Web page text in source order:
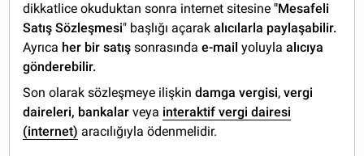
dikkatlice okuduktan sonra internet sitesine"Mesafeli
Satış Sözleşmesi" başlığı açarakalıcılarla paylaşabilir.
Ayrıca her bir satış sonrasındae-mail yoluylaalıcıya
gönderebilir.
Son olarak sözleşmeye ilişkindamga vergisi,vergi
daireleri, bankalar veya interaktif vergi dairesi
(internet) aracılığıyla ödenmelidir.